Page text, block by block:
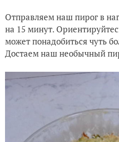
Отправляем наш пирог в
на 15 минут.
может понадобиться чуть
Достаем наш необычный